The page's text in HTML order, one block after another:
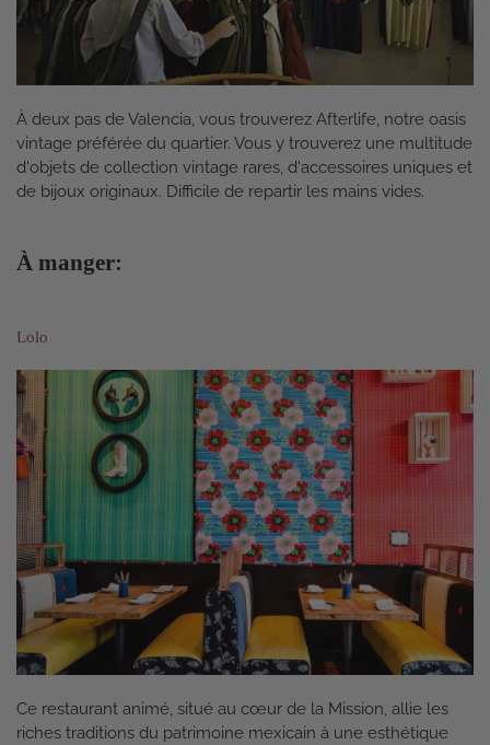
À deux pas de Valencia, vous trouverez Afterlife, notre oasis
vintage préférée du quartier. Vous y trouverez une multitude
d'objets de collection vintage rares, d'accessoires uniques et
de bijoux originaux. Difficile de repartir les mains vides.
À manger:
Lolo
Ce restaurant animé, situé au cœur de la Mission, allie les
riches traditions du patrimoine mexicain à une esthétique